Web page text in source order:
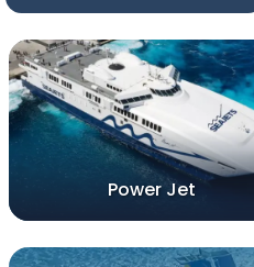
Power Jet